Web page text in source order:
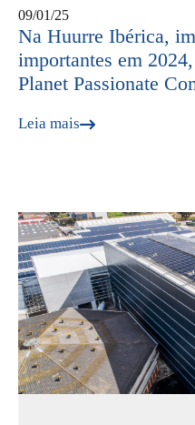
09/01/25
Na Huurre Ibérica,
importantes em
Planet Passionate
Leia mais